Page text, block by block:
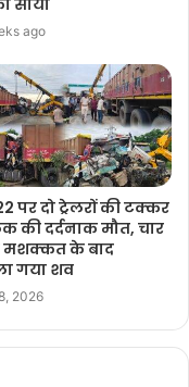
ago
पर दो ट्रेलरों की टक्कर
की दर्दनाक मौत, चार
मशक्कत के बाद
गया शव
2026